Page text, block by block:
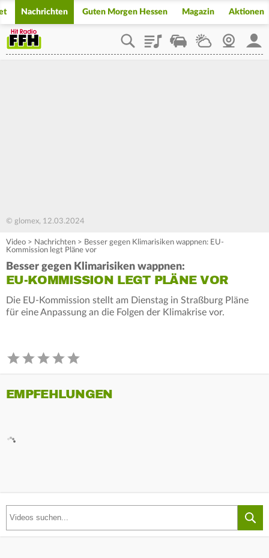
Nachrichten Guten Morgen Hessen Magazin Aktionen
PlaylistStaupilotWetterWebcam
© glomex, 12.03.2024
Video > Nachrichten > Besser gegen Klimarisiken wappnen: EU-
Kommission legt Pläne vor
Besser gegen Klimarisiken wappnen:
EU-KOMMISSION LEGT PLÄNE VOR
Die EU-Kommission stellt am Dienstag in Straßburg Pläne
für eine Anpassung an die Folgen der Klimakrise vor.
EMPFEHLUNGEN